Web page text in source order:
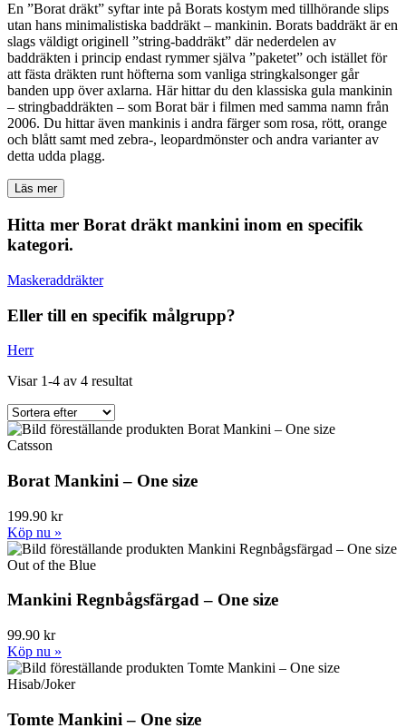
En ”Borat dräkt” syftar inte på Borats kostym med tillhörande slips
utan hans minimalistiska baddräkt – mankinin. Borats baddräkt är en
slags väldigt originell ”string-baddräkt” där nederdelen av
baddräkten i princip endast rymmer själva ”paketet” och istället för
att fästa dräkten runt höfterna som vanliga stringkalsonger går
banden upp över axlarna. Här hittar du den klassiska gula mankinin
– stringbaddräkten – som Borat bär i filmen med samma namn från
2006. Du hittar även mankinis i andra färger som rosa, rött, orange
och blått samt med zebra-, leopardmönster och andra varianter av
detta udda plagg.
Läs mer
Hitta mer Borat dräkt mankini inom en specifik
kategori.
Maskeraddräkter
Eller till en specifik målgrupp?
Herr
Visar 1-4 av 4 resultat
Catsson
Borat Mankini – One size
199.90 kr
Köp nu »
Out of the Blue
Mankini Regnbågsfärgad – One size
99.90 kr
Köp nu »
Hisab/Joker
Tomte Mankini – One size